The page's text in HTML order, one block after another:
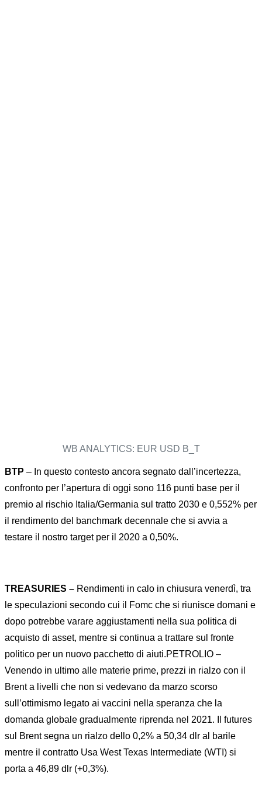
WB ANALYTICS: EUR USD B_T
BTP – In questo contesto ancora segnato dall’incertezza,
confronto per l’apertura di oggi sono 116 punti base per il
premio al rischio Italia/Germania sul tratto 2030 e 0,552% per
il rendimento del banchmark decennale che si avvia a
testare il nostro target per il 2020 a 0,50%.
TREASURIES – Rendimenti in calo in chiusura venerdì, tra
le speculazioni secondo cui il Fomc che si riunisce domani e
dopo potrebbe varare aggiustamenti nella sua politica di
acquisto di asset, mentre si continua a trattare sul fronte
politico per un nuovo pacchetto di aiuti.PETROLIO –
Venendo in ultimo alle materie prime, prezzi in rialzo con il
Brent a livelli che non si vedevano da marzo scorso
sull’ottimismo legato ai vaccini nella speranza che la
domanda globale gradualmente riprenda nel 2021. Il futures
sul Brent segna un rialzo dello 0,2% a 50,34 dlr al barile
mentre il contratto Usa West Texas Intermediate (WTI) si
porta a 46,89 dlr (+0,3%).